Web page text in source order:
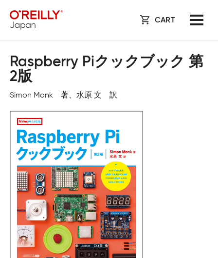
CART
Raspberry Piクックブック 第
2版
Simon Monk 著、水原 文 訳